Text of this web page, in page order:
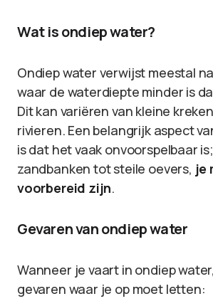
Wat is ondiep water?
Ondiep water verwijst meestal
waar de waterdiepte minder is
Dit kan variëren van kleine
rivieren. Een belangrijk aspect
is dat het vaak onvoorspelbaar
zandbanken tot steile oevers, je
voorbereid zijn.
Gevaren van ondiep water
Wanneer je vaart in ondiep
gevaren waar je op moet letten: